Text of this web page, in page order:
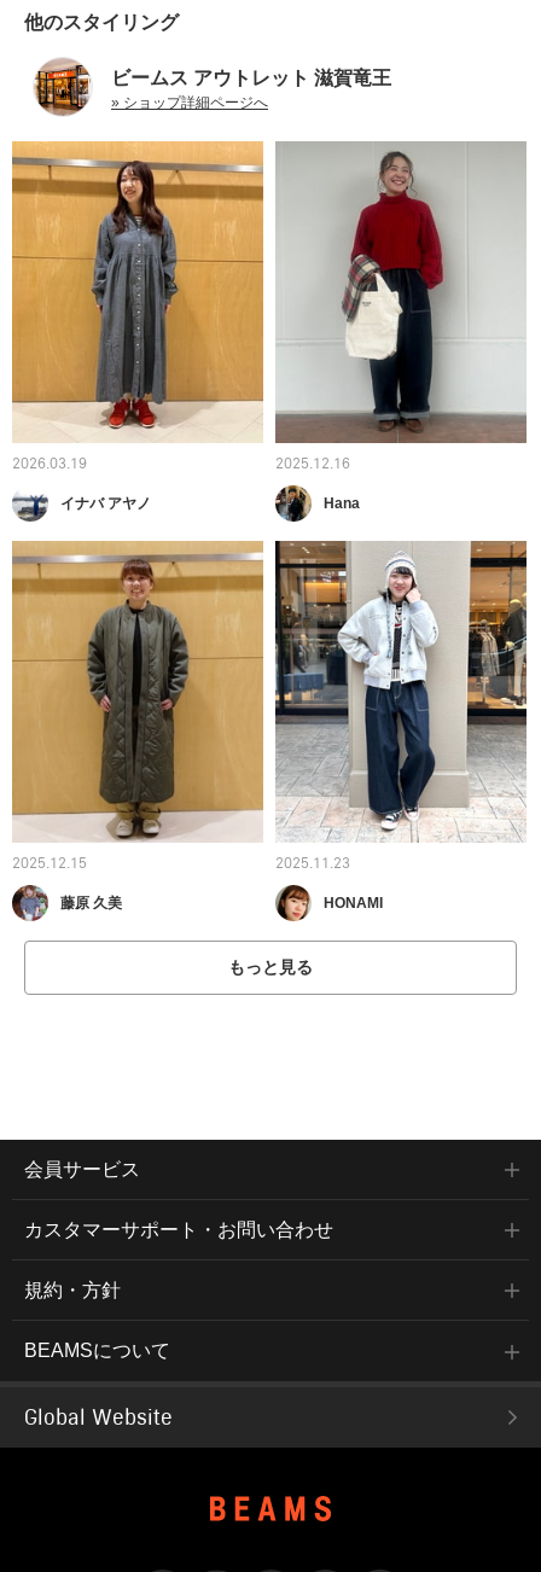
他のスタイリング
ビームス アウトレット 滋賀竜王
» ショップ詳細ページへ
2026.03.19
イナバ アヤノ
2025.12.16
Hana
2025.12.15
藤原 久美
2025.11.23
HONAMI
もっと見る
会員サービス
カスタマーサポート・お問い合わせ
規約・方針
BEAMSについて
Global Website